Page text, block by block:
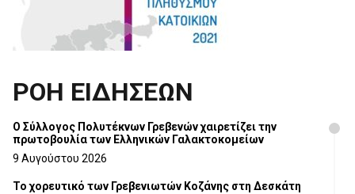
ΡΟΗ ΕΙΔΗΣΕΩΝ
Ο Σύλλογος Πολυτέκνων Γρεβενών χαιρετίζει την
πρωτοβουλία των Ελληνικών Γαλακτοκομείων
9 Αυγούστου 2026
Το χορευτικό των Γρεβενιωτών Κοζάνης στη Δεσκάτη